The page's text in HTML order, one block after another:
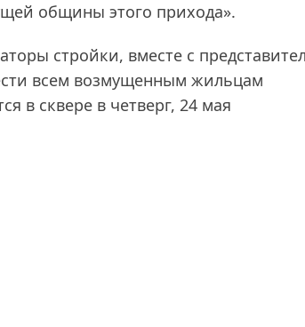
общины этого прихода».
стройки, вместе с
всем возмущенным жильцам
в сквере в четверг, 24 мая